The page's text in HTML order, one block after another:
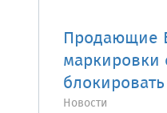
Продающие
маркировки
блокировать
Новости